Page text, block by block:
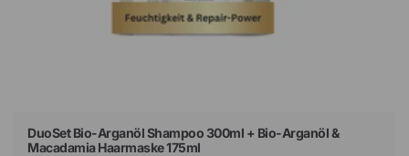
DuoSet Bio-Arganöl Shampoo 300ml + Bio-Arganöl &
Macadamia Haarmaske 175ml